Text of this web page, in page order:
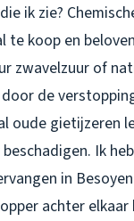
ik zie?
te koop en
zwavelzuur of
de
oude gietijzeren
Ik
in
achter elkaar